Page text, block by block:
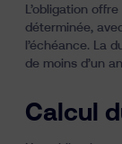
L’obligation
déterminée,
l’échéance. La
de moins d’un
Calcul